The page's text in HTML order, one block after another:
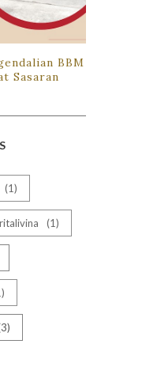
BBM
Sasaran
1
1
3